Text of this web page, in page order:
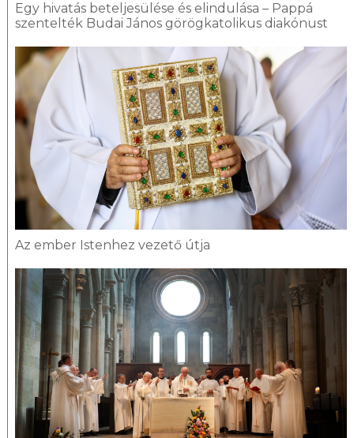
Egy hivatás beteljesülése és elindulása – Pappá
szentelték Budai János görögkatolikus diakónust
Az ember Istenhez vezető útja